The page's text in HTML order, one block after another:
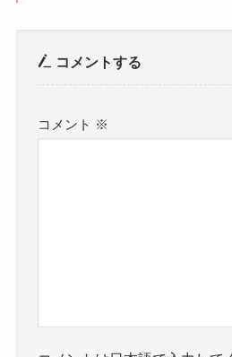
コメントする
コメント ※